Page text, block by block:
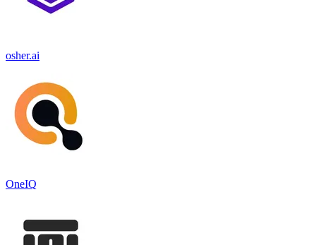
osher.ai
OneIQ